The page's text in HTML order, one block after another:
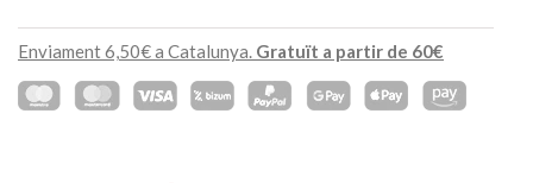
Enviament 6,50€ a Catalunya. Gratuït a partir de 60€